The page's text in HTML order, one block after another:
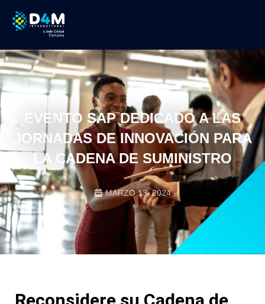
EVENTO SAP DEDICADO A LAS
JORNADAS DE INNOVACIÓN PARA
LA CADENA DE SUMINISTRO
MARZO 13, 2024